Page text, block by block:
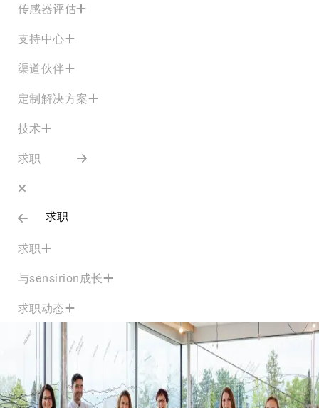
传感器评估
支持中心
渠道伙伴
定制解决方案
技术
求职
求职
求职
与sensirion成长
求职动态